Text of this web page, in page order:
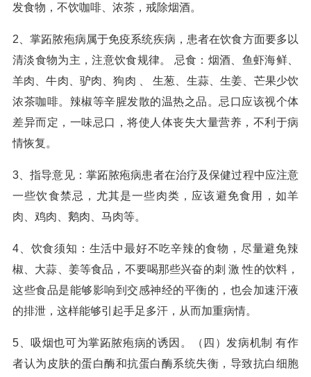
发食物，不饮咖啡、浓茶，戒除烟酒。
2、掌跖脓疱病属于免疫系统疾病，患者在饮食方面要多以
清淡食物为主，注意饮食规律。 忌食：烟酒、鱼虾海鲜、
羊肉、牛肉、驴肉、狗肉 、 生葱、生蒜、生姜、芒果少饮
浓茶咖啡。辣椒等辛腥发散的温热之品。忌口应该视个体
差异而定，一味忌口，将使人体丧失大量营养，不利于病
情恢复。
3、指导意见：掌跖脓疱病患者在治疗及保健过程中应注意
一些饮食禁忌，尤其是一些肉类，应该避免食用，如羊
肉、鸡肉、鹅肉、马肉等。
4、饮食须知：生活中最好不吃辛辣的食物，尽量避免辣
椒、大蒜、姜等食品，不要喝那些兴奋的刺 激 性的饮料，
这些食品是能够影响到交感神经的平衡的，也会加速汗液
的排泄，这样能够引起手足多汗，从而加重病情。
5、吸烟也可为掌跖脓疱病的诱因。（四）发病机制 有作
者认为皮肤的蛋白酶和抗蛋白酶系统失衡，导致抗白细胞